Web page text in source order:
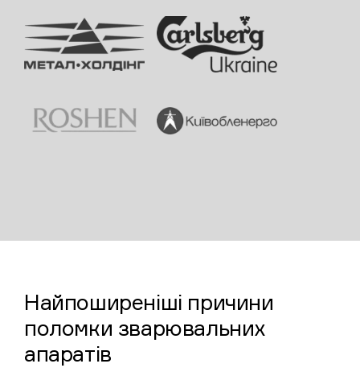
Найпоширеніші причини
поломки зварювальних
апаратів